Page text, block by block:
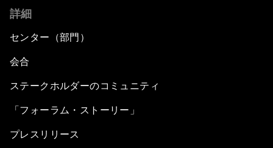
詳細
センター（部門）
会合
ステークホルダーのコミュニティ
「フォーラム・ストーリー」
プレスリリース